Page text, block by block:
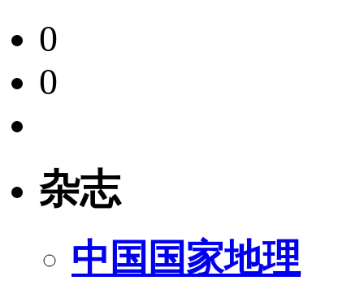
0
0
杂志
中国国家地理